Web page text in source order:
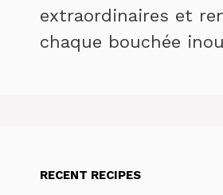
extraordinaires et
chaque bouchée
RECENT RECIPES